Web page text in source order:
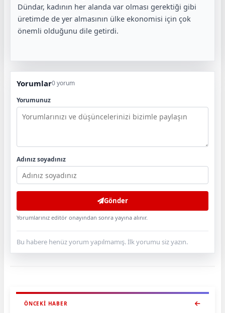
Dündar, kadının her alanda var olması gerektiği gibi
üretimde de yer almasının ülke ekonomisi için çok
önemli olduğunu dile getirdi.
Yorumlar0 yorum
Yorumunuz
Adınız soyadınız
Gönder
Yorumlarınız editör onayından sonra yayına alınır.
Bu habere henüz yorum yapılmamış. İlk yorumu siz yazın.
ÖNCEKI HABER